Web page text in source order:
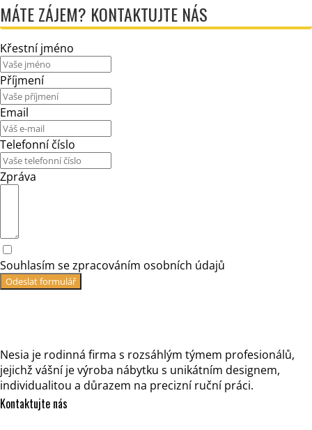
MÁTE ZÁJEM? KONTAKTUJTE NÁS
Křestní jméno
Příjmení
Email
Telefonní číslo
Zpráva
Souhlasím se zpracováním osobních údajů
Odeslat formulář
Nesia je rodinná firma s rozsáhlým týmem profesionálů,
jejichž vášní je výroba nábytku s unikátním designem,
individualitou a důrazem na precizní ruční práci.
Kontaktujte nás